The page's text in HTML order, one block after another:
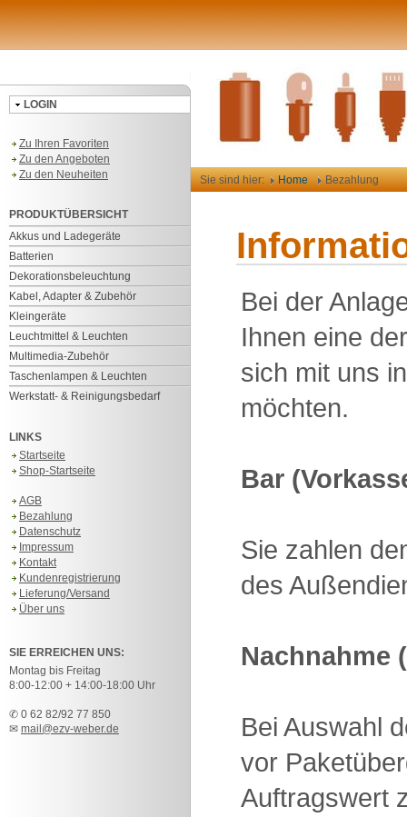
LOGIN
Zu Ihren Favoriten
Zu den Angeboten
Zu den Neuheiten
PRODUKTÜBERSICHT
Akkus und Ladegeräte
Batterien
Dekorationsbeleuchtung
Kabel, Adapter & Zubehör
Kleingeräte
Leuchtmittel & Leuchten
Multimedia-Zubehör
Taschenlampen & Leuchten
Werkstatt- & Reinigungsbedarf
LINKS
Startseite
Shop-Startseite
AGB
Bezahlung
Datenschutz
Impressum
Kontakt
Kundenregistrierung
Lieferung/Versand
Über uns
SIE ERREICHEN UNS:
Montag bis Freitag
8:00-12:00 + 14:00-18:00 Uhr
✆ 0 62 82/92 77 850
✉ mail@ezv-weber.de
Sie sind hier: Home Bezahlung
Bei der
Ihnen eine
sich mit uns
möchten.
Bar
Sie zahlen
des
Nachnahme
Bei Auswahl
vor
Auftragswert